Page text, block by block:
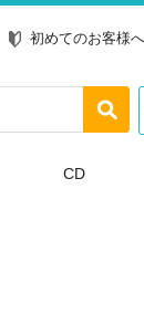
初めてのお客様へ
CD